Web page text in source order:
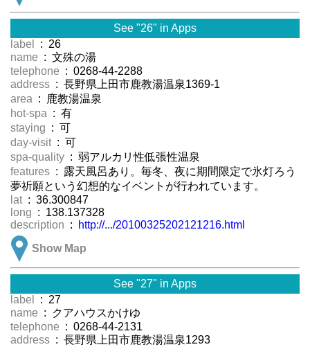
See "26" in Apps
label
: 26
name : 文殊の湯
telephone : 0268-44-2288
address : 長野県上田市鹿教湯温泉1369-1
area : 鹿教湯温泉
hot-spa : 有
staying : 可
day-visit : 可
spa-quality : 弱アルカリ性低張性温泉
features : 露天風呂あり。毎冬、夜に期間限定で氷灯ろう
夢祈願という幻想的なイベントが行われています。
lat : 36.300847
long : 138.137328
description :
http://.../20100325202121216.html
Show Map
See "27" in Apps
label
: 27
name : クアハウスかけゆ
telephone : 0268-44-2131
address : 長野県上田市鹿教湯温泉1293